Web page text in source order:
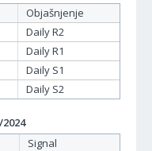
Objašnjenje
Daily R2
Daily R1
Daily S1
Daily S2
Signal